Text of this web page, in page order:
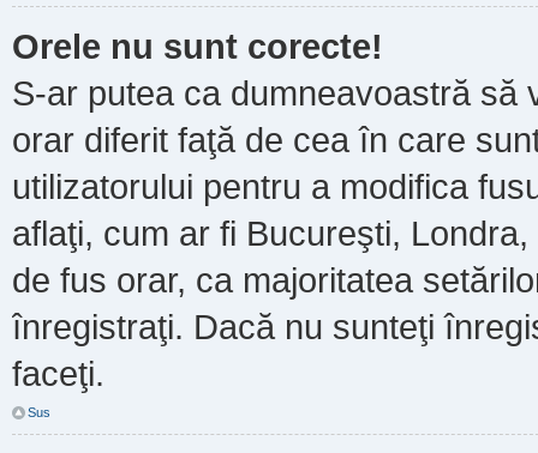
Orele nu sunt corecte!
S-ar putea ca dumneavoastră să
orar diferit faţă de cea în care
utilizatorului pentru a modifica
aflaţi, cum ar fi Bucureşti,
de fus orar, ca majoritatea
înregistraţi. Dacă nu sunteţi
faceţi.
Sus